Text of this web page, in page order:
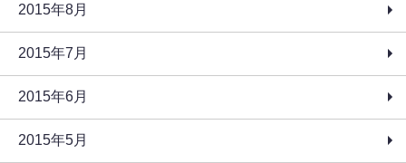
2015年8月
2015年7月
2015年6月
2015年5月